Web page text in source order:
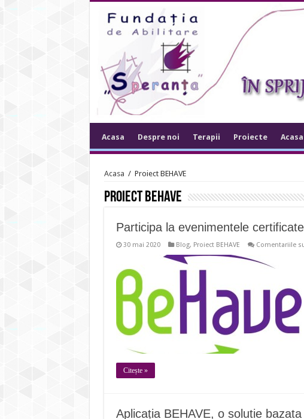
Acasa Despre noi Terapii Proiecte
Acasa / Proiect BEHAVE
Proiect BEHAVE
Participa la evenimentele
30 mai 2020 Blog, Proiect BEHAVE Comentariile
Citește »
Aplicația BEHAVE, o solutie